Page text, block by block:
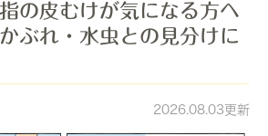
の皮むけが気になる方へ
かぶれ・水虫との見分けに
2026.08.03更新